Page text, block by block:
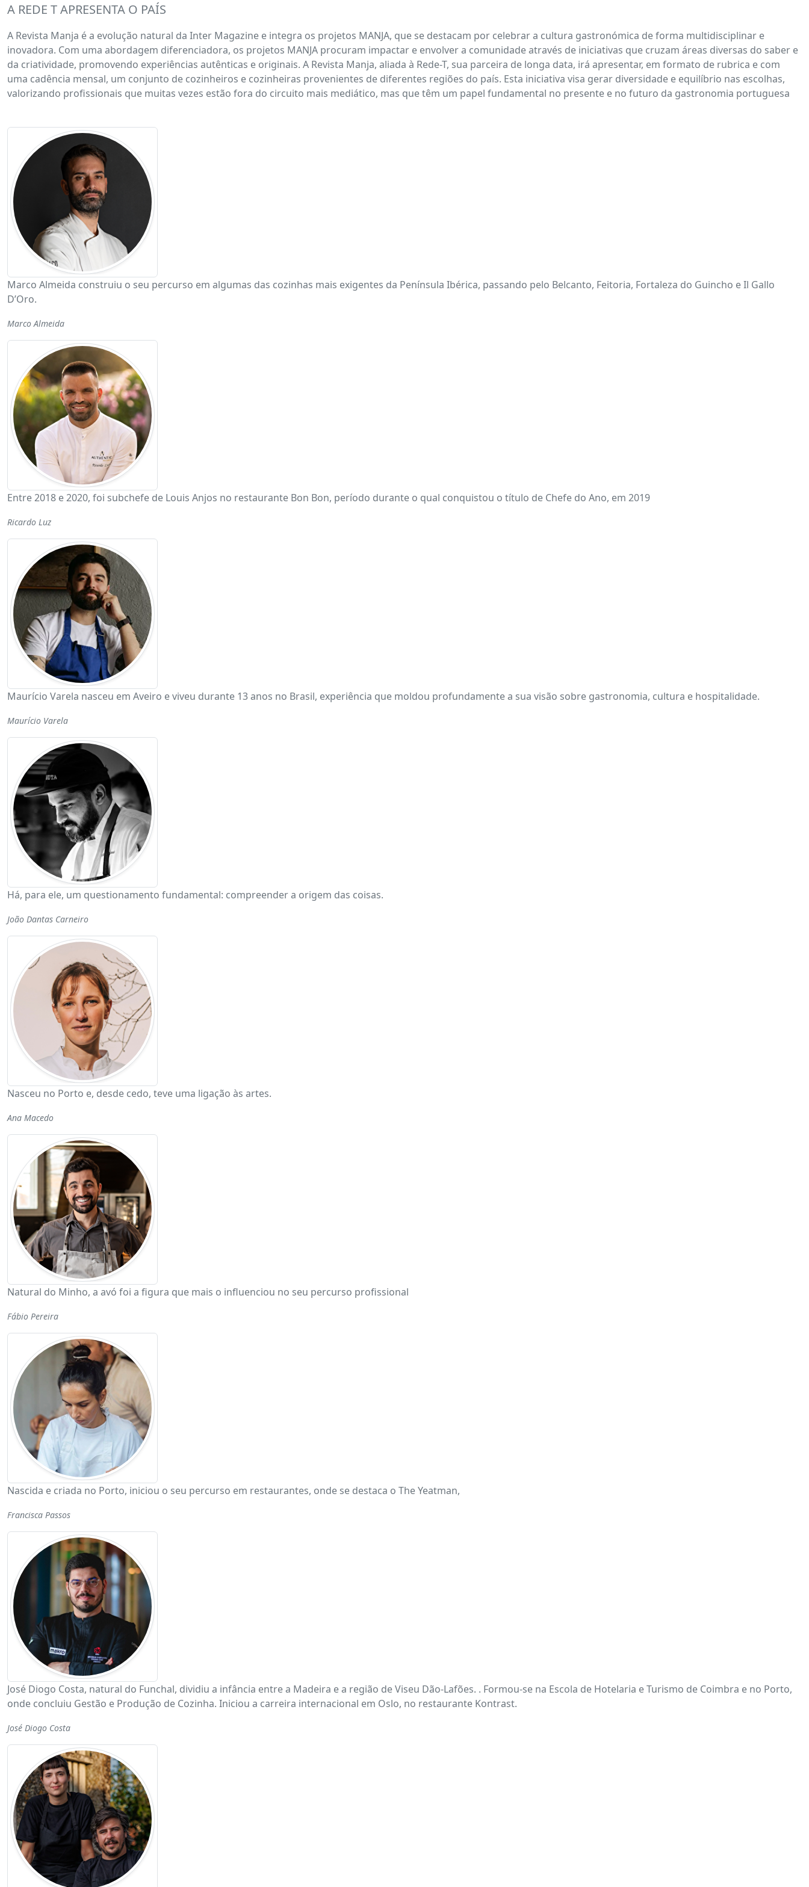
A REDE T APRESENTA O PAÍS
A Revista Manja é a evolução natural da Inter Magazine e integra os projetos MANJA, que se destacam por celebrar a cultura gastronómica de forma multidisciplinar e
inovadora. Com uma abordagem diferenciadora, os projetos MANJA procuram impactar e envolver a comunidade através de iniciativas que cruzam áreas diversas do saber e
da criatividade, promovendo experiências autênticas e originais. A Revista Manja, aliada à Rede-T, sua parceira de longa data, irá apresentar, em formato de rubrica e com
uma cadência mensal, um conjunto de cozinheiros e cozinheiras provenientes de diferentes regiões do país. Esta iniciativa visa gerar diversidade e equilíbrio nas escolhas,
valorizando profissionais que muitas vezes estão fora do circuito mais mediático, mas que têm um papel fundamental no presente e no futuro da gastronomia portuguesa
Marco Almeida construiu o seu percurso em algumas das cozinhas mais exigentes da Península Ibérica, passando pelo Belcanto, Feitoria, Fortaleza do Guincho e Il Gallo
D’Oro.
Marco Almeida
Entre 2018 e 2020, foi subchefe de Louis Anjos no restaurante Bon Bon, período durante o qual conquistou o título de Chefe do Ano, em 2019
Ricardo Luz
Maurício Varela nasceu em Aveiro e viveu durante 13 anos no Brasil, experiência que moldou profundamente a sua visão sobre gastronomia, cultura e hospitalidade.
Maurício Varela
Há, para ele, um questionamento fundamental: compreender a origem das coisas.
João Dantas Carneiro
Nasceu no Porto e, desde cedo, teve uma ligação às artes.
Ana Macedo
Natural do Minho, a avó foi a figura que mais o influenciou no seu percurso profissional
Fábio Pereira
Nascida e criada no Porto, iniciou o seu percurso em restaurantes, onde se destaca o The Yeatman,
Francisca Passos
José Diogo Costa, natural do Funchal, dividiu a infância entre a Madeira e a região de Viseu Dão-Lafões. . Formou-se na Escola de Hotelaria e Turismo de Coimbra e no Porto,
onde concluiu Gestão e Produção de Cozinha. Iniciou a carreira internacional em Oslo, no restaurante Kontrast.
José Diogo Costa